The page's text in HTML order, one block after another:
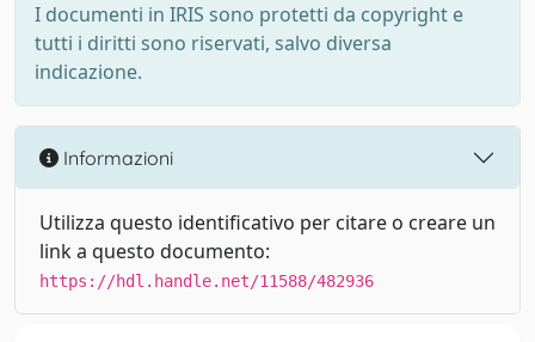
I documenti in IRIS sono protetti da copyright e
tutti i diritti sono riservati, salvo diversa
indicazione.
Informazioni
Utilizza questo identificativo per citare o creare un
link a questo documento:
https://hdl.handle.net/11588/482936